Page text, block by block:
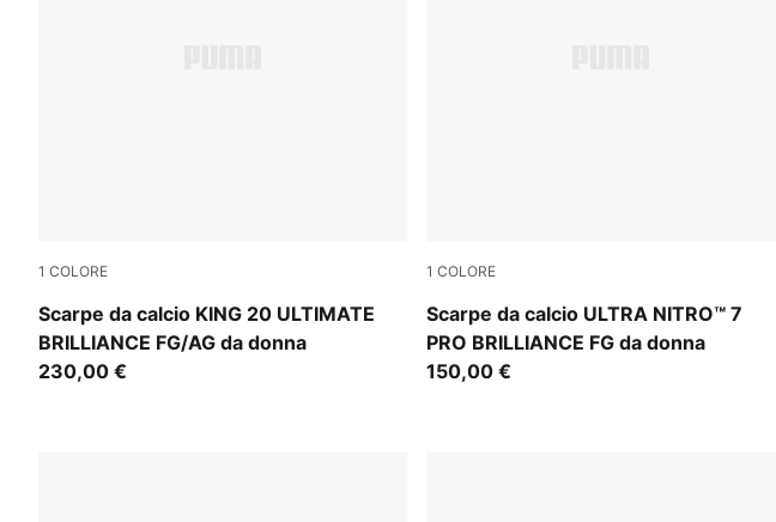
1 COLORE
Scarpe da calcio KING 20 ULTIMATE
BRILLIANCE FG/AG da donna
PUMA White-Ultra Orange-Pink Alert-Light Aqua
230,00 €
1 COLORE
Scarpe da calcio ULTRA NITRO™ 7
PRO BRILLIANCE FG da donna
PUMA White-Ultra Orange-Pink Alert-
150,00 €